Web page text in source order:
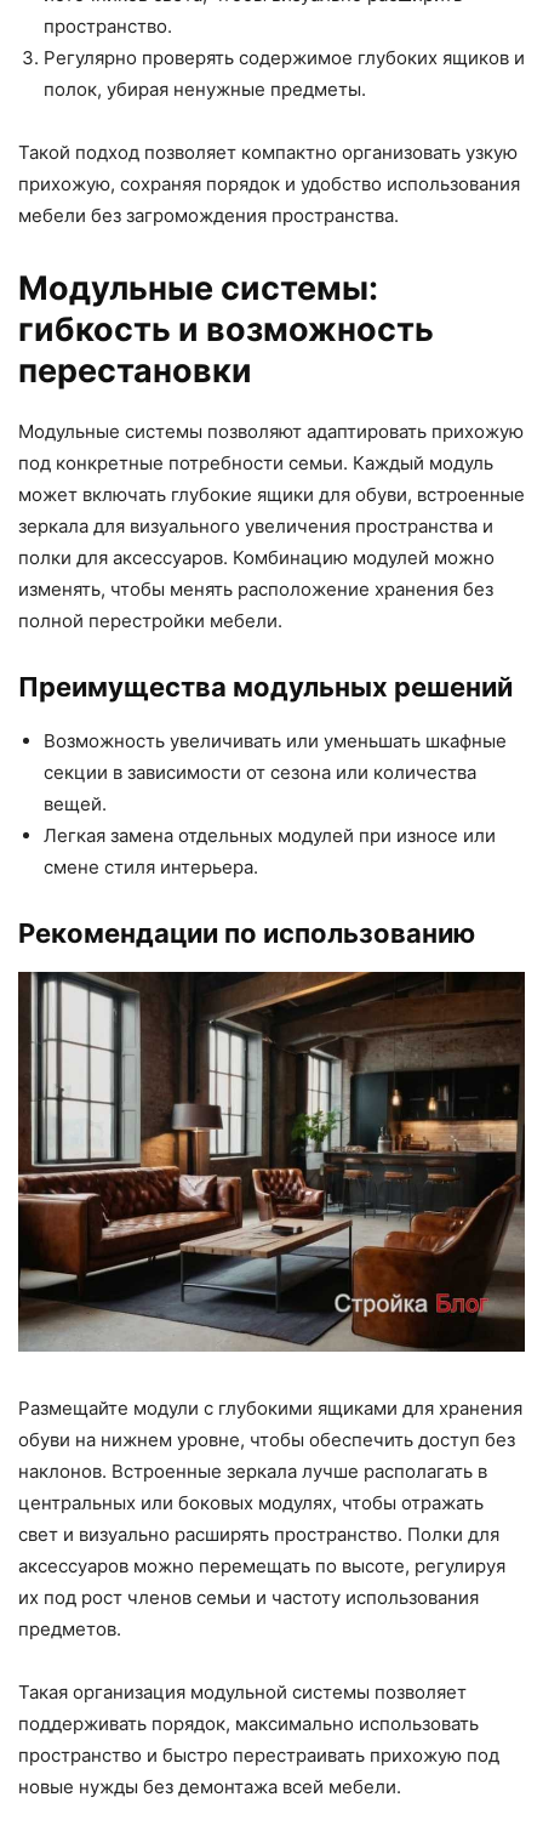
пространство.
Регулярно проверять содержимое глубоких ящиков и
полок, убирая ненужные предметы.
Такой подход позволяет компактно организовать узкую
прихожую, сохраняя порядок и удобство использования
мебели без загромождения пространства.
Модульные системы:
гибкость и возможность
перестановки
Модульные системы позволяют адаптировать прихожую
под конкретные потребности семьи. Каждый модуль
может включать глубокие ящики для обуви, встроенные
зеркала для визуального увеличения пространства и
полки для аксессуаров. Комбинацию модулей можно
изменять, чтобы менять расположение хранения без
полной перестройки мебели.
Преимущества модульных решений
Возможность увеличивать или уменьшать шкафные
секции в зависимости от сезона или количества
вещей.
Легкая замена отдельных модулей при износе или
смене стиля интерьера.
Рекомендации по использованию
Размещайте модули с глубокими ящиками для хранения
обуви на нижнем уровне, чтобы обеспечить доступ без
наклонов. Встроенные зеркала лучше располагать в
центральных или боковых модулях, чтобы отражать
свет и визуально расширять пространство. Полки для
аксессуаров можно перемещать по высоте, регулируя
их под рост членов семьи и частоту использования
предметов.
Такая организация модульной системы позволяет
поддерживать порядок, максимально использовать
пространство и быстро перестраивать прихожую под
новые нужды без демонтажа всей мебели.